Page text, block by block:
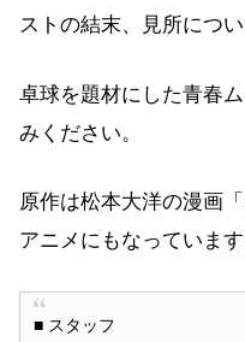
ストの結末、見所につい
卓球を題材にした青春
みください。
原作は松本大洋の漫画
アニメにもなっています
■ スタッフ